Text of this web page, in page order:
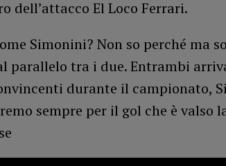
dell’attacco El Loco Ferrari.
Simonini? Non so perché ma
parallelo tra i due. Entrambi
durante il campionato,
sempre per il gol che è valso